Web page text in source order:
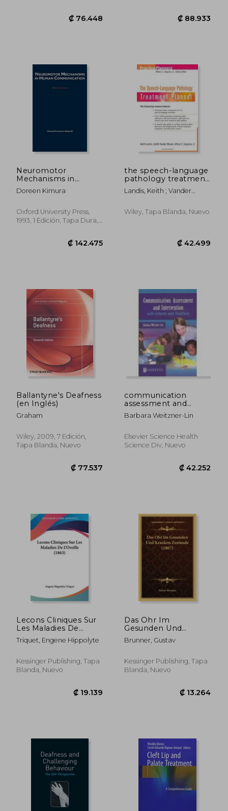
₡ 78.703 ₡
₡ 76.448
Neuromotor
Mechanisms in
Human
Communication (en
Doreen Kimura
Oxford University Press,
1993, 1 Edición, Tapa Dura,
the speech-language
pathology treatment
planner (en Inglés)
Landis, Keith ; Vander
David J.
Wiley, Tapa Blanda, Nuevo
Ballantyne's Deafness
(en Inglés)
Graham
Wiley, 2009, 7 Edición,
Tapa Blanda, Nuevo
communication
assessment and
intervention with
infants and toddlers
Barbara Weitzner-Lin
Elsevier Science Health
Science Div, Nuevo
Lecons Cliniques Sur
Les Maladies De
L'Oreille (1863) (en
Francés)
Triquet, Engene Hippolyte
Kessinger Publishing, Tapa
Blanda, Nuevo
Das Ohr Im
Gesunden Und
Kranken Zustande
(1867) (en Alemán)
Brunner, Gustav
Kessinger Publishing, Tapa
Blanda, Nuevo